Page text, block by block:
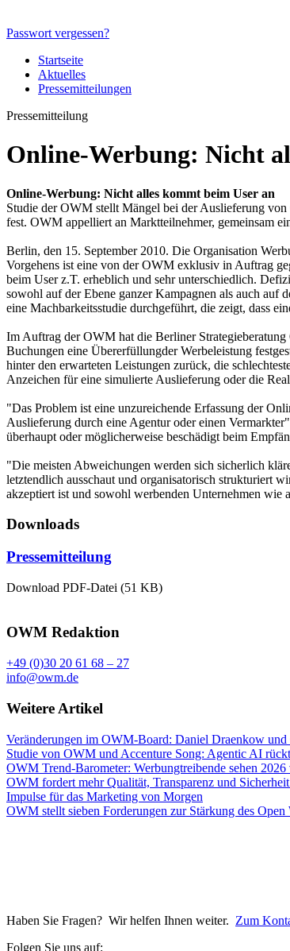
Passwort vergessen?
Startseite
Aktuelles
Pressemitteilungen
Pressemitteilung
Online-Werbung: Nicht
Online-Werbung: Nicht alles kommt beim User an
Studie der OWM stellt Mängel bei der Auslieferung
fest. OWM appelliert an Marktteilnehmer, gemeinsam
Berlin, den 15. September 2010. Die Organisation
Vorgehens ist eine von der OWM exklusiv in Auftrag
beim User z.T. erheblich und sehr unterschiedlich.
sowohl auf der Ebene ganzer Kampagnen als auch
eine Machbarkeitsstudie durchgeführt, die zeigt, dass
Im Auftrag der OWM hat die Berliner
Buchungen eine Übererfüllungder Werbeleistung
hinter den erwarteten Leistungen zurück, die
Anzeichen für eine simulierte Auslieferung oder die
"Das Problem ist eine unzureichende Erfassung der
Auslieferung durch eine Agentur oder einen
überhaupt oder möglicherweise beschädigt beim
"Die meisten Abweichungen werden sich sicherlich
letztendlich ausschaut und organisatorisch strukturiert
akzeptiert ist und sowohl werbenden Unternehmen wie
Downloads
Pressemitteilung
Download PDF-Datei (51 KB)
OWM Redaktion
+49 (0)30 20 61 68 – 27
info@owm.de
Weitere Artikel
Veränderungen im OWM-Board: Daniel Draenkow
Studie von OWM und Accenture Song: Agentic AI
OWM Trend-Barometer: Werbungtreibende sehen
OWM fordert mehr Qualität, Transparenz und
Impulse für das Marketing von Morgen
OWM stellt sieben Forderungen zur Stärkung des Open
Haben Sie Fragen? Wir helfen Ihnen weiter. Zum
Folgen Sie uns auf: